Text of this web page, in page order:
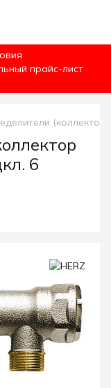
прайс-лист
6